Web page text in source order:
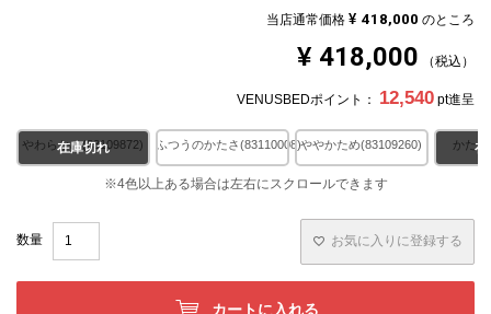
当店通常価格 ¥ 418,000 のところ
¥ 418,000 税込
VENUSBEDポイント： 12,540 pt進呈
やわらかめ(83109872)
在庫切れ ふつうのかたさ(83110008)ややかため(83109260) かた在
お気に入りに登録する
カートに入れる